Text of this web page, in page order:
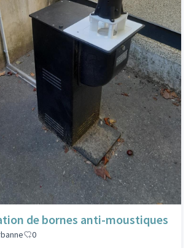
de bornes anti-moustiques
0